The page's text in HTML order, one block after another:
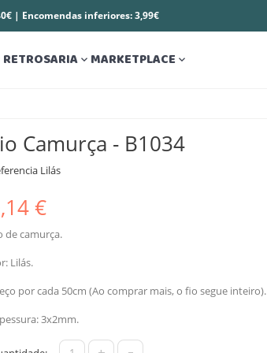
| Encomendas inferiores: 3,99€
RETROSARIA MARKETPLACE 
Camurça - B1034
Lilás
€
de camurça.
Lilás.
por cada 50cm (Ao comprar mais, o fio segue inteiro).
3x2mm.